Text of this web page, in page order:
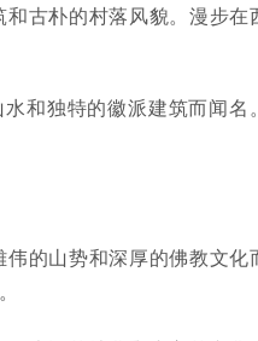
和古朴的村落风貌。漫步在
水和独特的徽派建筑而闻名
伟的山势和深厚的佛教文化